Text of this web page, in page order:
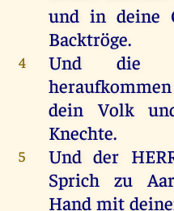
und in deine
Backtröge.
4 Und die
heraufkommen
dein
Volk
Knechte.
5 Und der
Sprich
zu
Hand mit